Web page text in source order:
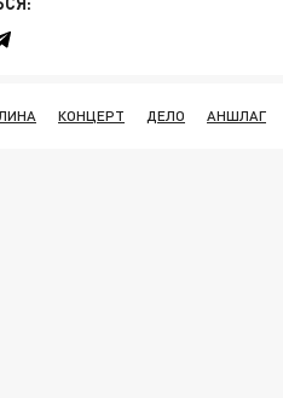
КОНЦЕРТ ДЕЛО АНШЛАГ